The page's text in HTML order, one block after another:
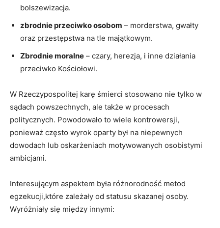
bolszewizacja.
zbrodnie przeciwko osobom – morderstwa, gwałty
oraz przestępstwa na tle majątkowym.
Zbrodnie moralne – czary, herezja, i inne działania
przeciwko Kościołowi.
W Rzeczypospolitej karę śmierci stosowano nie tylko w
sądach powszechnych, ale także w procesach
politycznych. Powodowało to wiele kontrowersji,
ponieważ często wyrok oparty był na niepewnych
dowodach lub oskarżeniach motywowanych osobistymi
ambicjami.
Interesującym aspektem była różnorodność metod
egzekucji,które zależały od statusu skazanej osoby.
Wyróżniały się między innymi: